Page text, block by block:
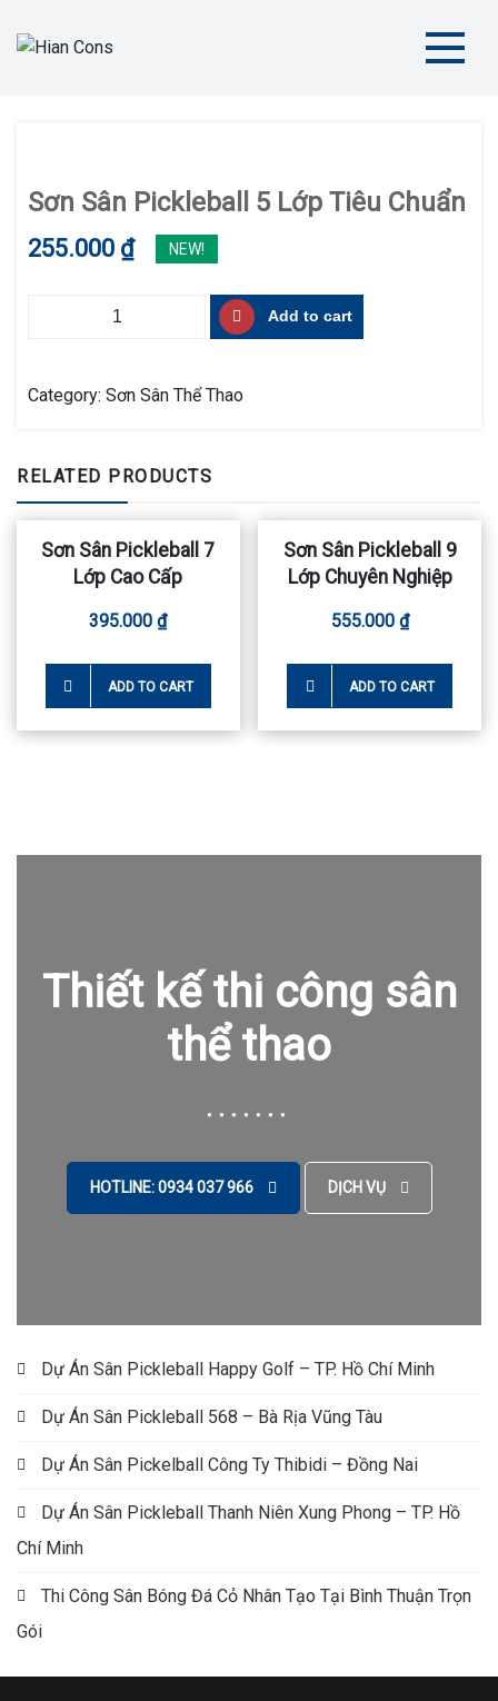
Sơn Sân Pickleball 5 Lớp Tiêu Chuẩn
255.000 ₫ NEW!
5
Chuẩn
quantity
Add to cart
Category: Sơn Sân Thể Thao
RELATED PRODUCTS
Sơn Sân Pickleball 7
Lớp Cao Cấp
395.000₫
ADD TO CART
Sơn Sân Pickleball 9
Lớp Chuyên Nghiệp
555.000 ₫
ADD TO CART
Thiết kế thi công sân
thể thao
HOTLINE: 0934 037 966 DỊCH VỤ
Dự Án Sân Pickleball Happy Golf – TP. Hồ Chí Minh
Dự Án Sân Pickleball 568 – Bà Rịa Vũng Tàu
Dự Án Sân Pickelball Công Ty Thibidi – Đồng Nai
Dự Án Sân Pickleball Thanh Niên Xung Phong – TP. Hồ
Chí Minh
Thi Công Sân Bóng Đá Cỏ Nhân Tạo Tại Bình Thuận Trọn
Gói